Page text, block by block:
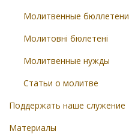
Молитвенные бюллетени
Молитовні бюлетені
Молитвенные нужды
Статьи о молитве
Поддержать наше служение
Материалы